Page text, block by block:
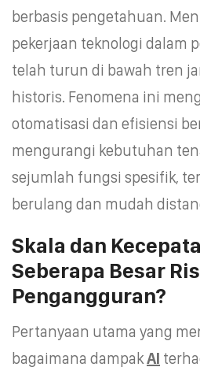
berbasis pengetahuan.
pekerjaan teknologi dalam
telah turun di bawah tren
historis. Fenomena ini
otomatisasi dan efisiensi
mengurangi kebutuhan
sejumlah fungsi spesifik,
berulang dan mudah
Skala dan
Seberapa Besar
Pengangguran?
Pertanyaan utama yang
bagaimana dampakAI